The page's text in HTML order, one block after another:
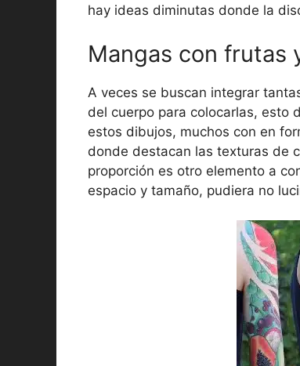
hay ideas diminutas donde la
Mangas con frutas
A veces se buscan integrar
del cuerpo para colocarlas, esto
estos dibujos, muchos con en
donde destacan las texturas de
proporción es otro elemento a
espacio y tamaño, pudiera no